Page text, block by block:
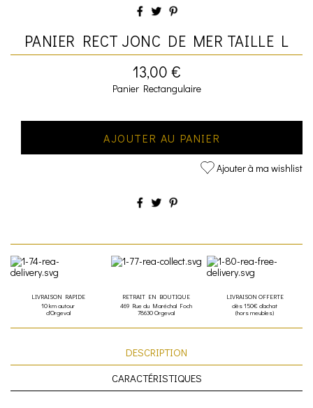
PANIER RECT JONC DE MER TAILLE L
13,00 €
Panier Rectangulaire
AJOUTER AU PANIER
Ajouter à ma wishlist
LIVRAISON RAPIDE
10 km autour
d'Orgeval
RETRAIT EN BOUTIQUE
469 Rue du Maréchal Foch
78630 Orgeval
LIVRAISON OFFERTE
dès 150€ d'achat
(hors meubles)
DESCRIPTION
CARACTÉRISTIQUES